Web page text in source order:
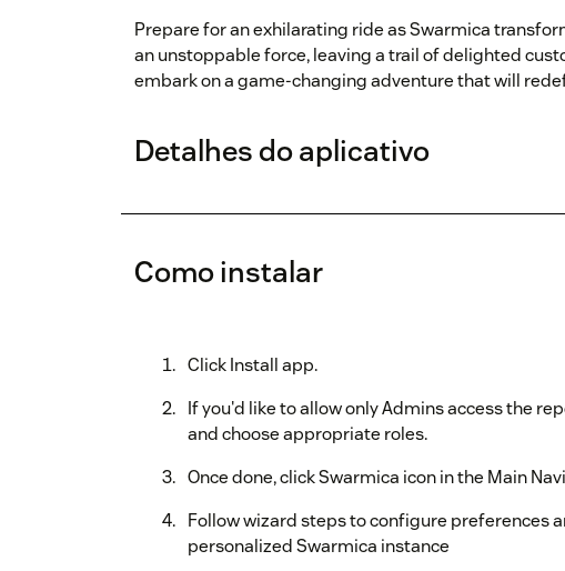
Prepare for an exhilarating ride as Swarmica
an unstoppable force, leaving a trail of delighted
embark on a game-changing adventure that will
Detalhes do aplicativo
Como instalar
Click Install app.
If you'd like to allow only Admins access the
and choose appropriate roles.
Once done, click Swarmica icon in the Main
Follow wizard steps to configure preferences
personalized Swarmica instance